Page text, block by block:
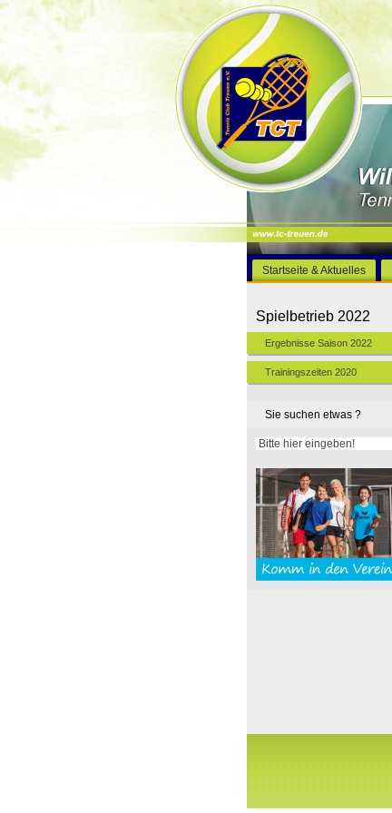
Startseite & Aktuelles
Spielbetrieb 2022
Ergebnisse Saison 2022
Trainingszeiten 2020
Sie suchen etwas ?